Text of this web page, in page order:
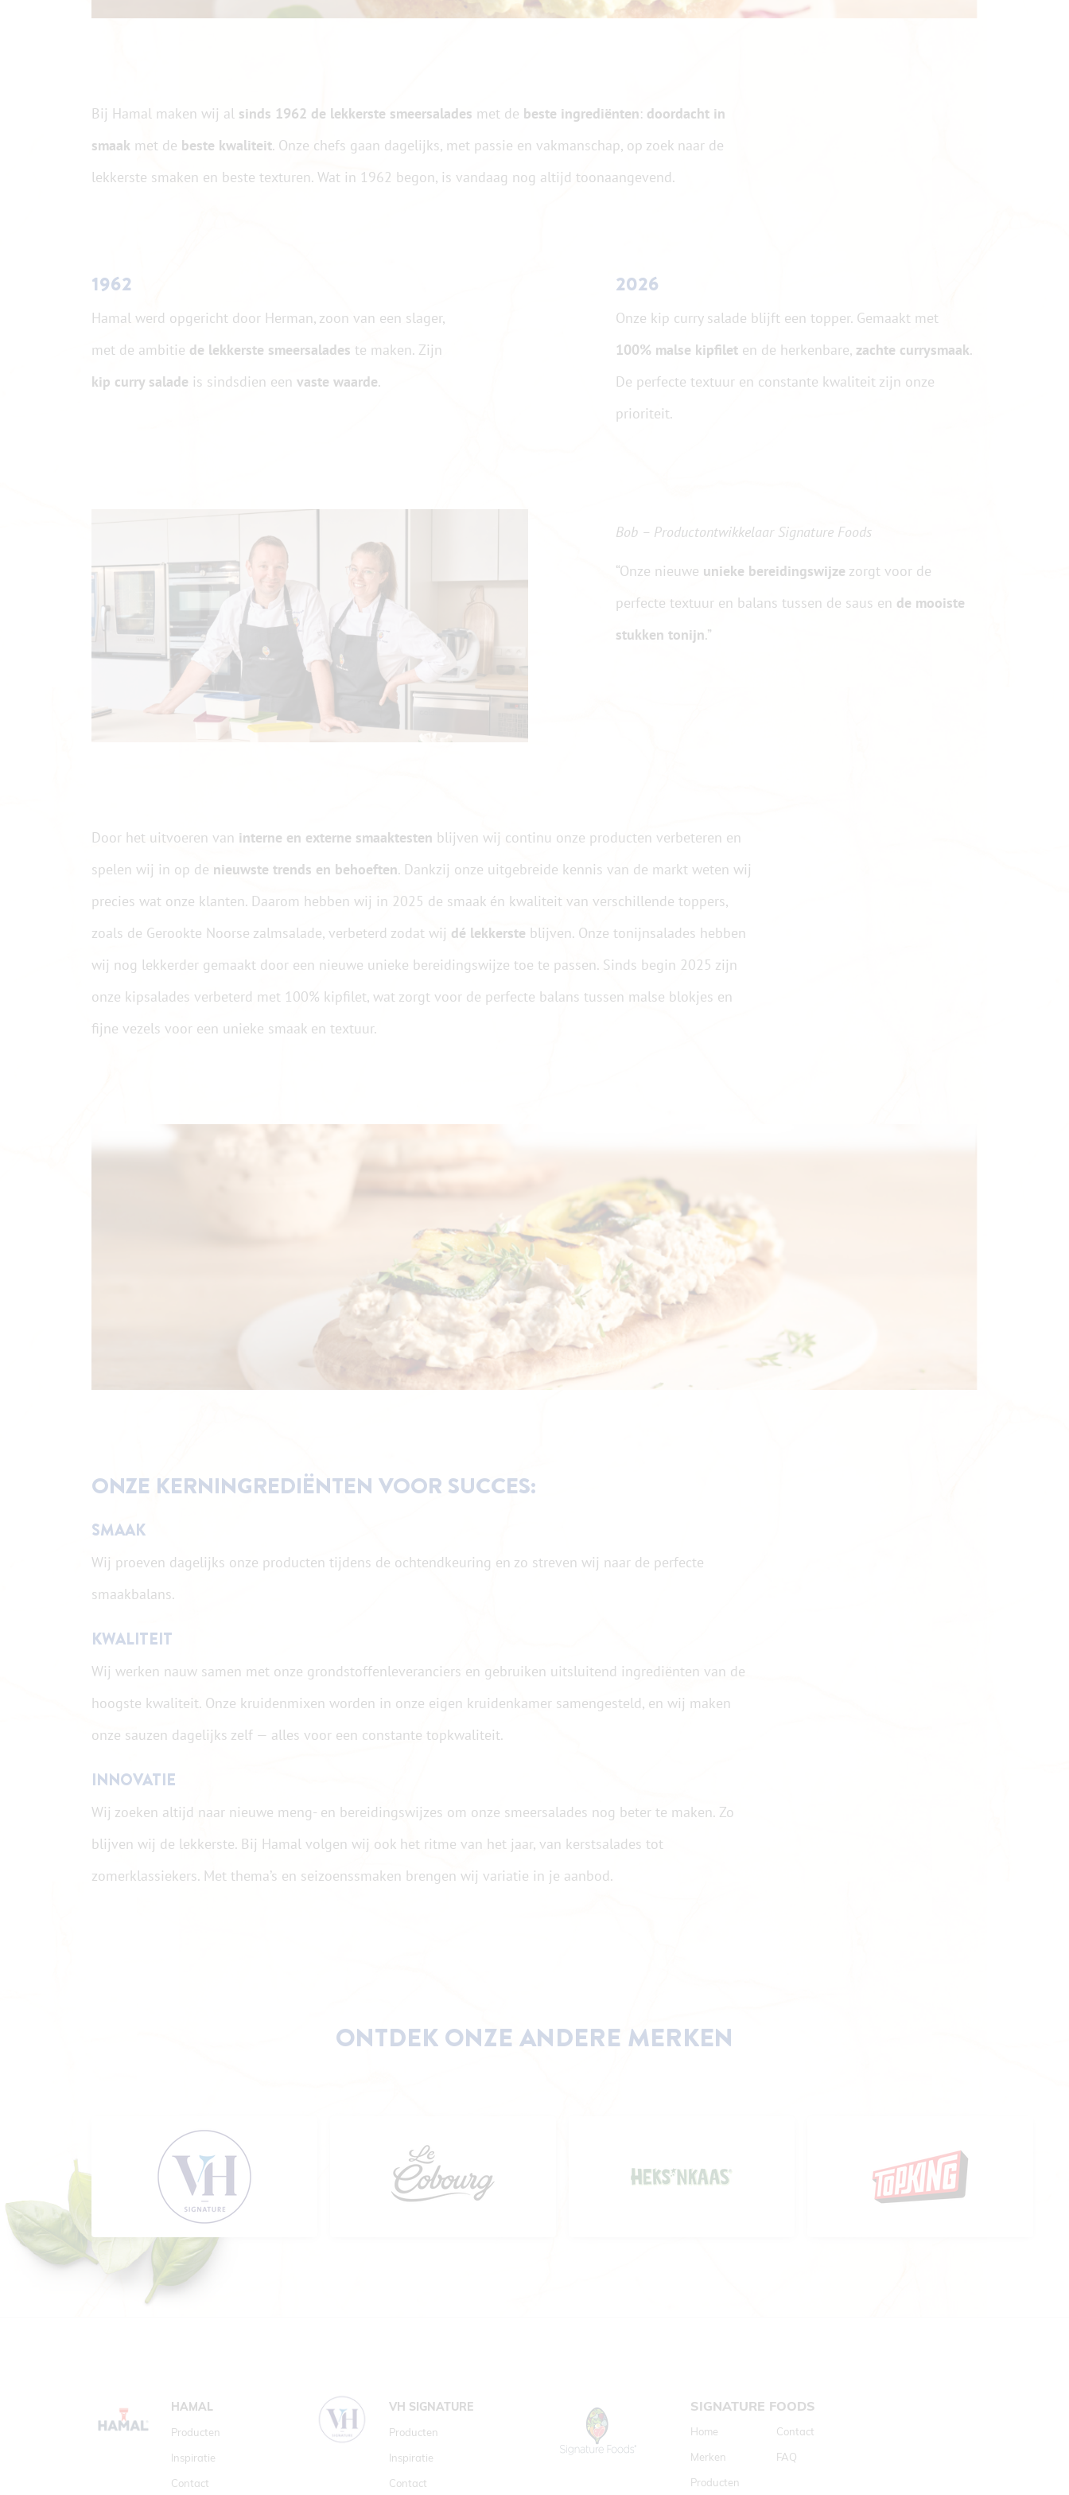
Bij Hamal maken wij al sinds 1962 de lekkerste smeersalades met de beste ingrediënten: doordacht in
smaak met de beste kwaliteit. Onze chefs gaan dagelijks, met passie en vakmanschap, op zoek naar de
lekkerste smaken en beste texturen. Wat in 1962 begon, is vandaag nog altijd toonaangevend.
1962
Hamal werd opgericht door Herman, zoon van een slager,
met de ambitie de lekkerste smeersalades te maken. Zijn
kip curry salade is sindsdien eenvaste waarde.
2026
Onze kip curry salade blijft een topper. Gemaakt met
100% malse kipfilet en de herkenbare, zachte currysmaak.
De perfecte textuur en constante kwaliteit zijn onze
prioriteit.
Bob – Productontwikkelaar Signature Foods
“Onze nieuwe unieke bereidingswijze zorgt voor de
perfecte textuur en balans tussen de saus en de mooiste
stukken tonijn.”
Door het uitvoeren van interne en externe smaaktesten blijven wij continu onze producten verbeteren en
spelen wij in op de nieuwste trends en behoeften. Dankzij onze uitgebreide kennis van de markt weten wij
precies wat onze klanten. Daarom hebben wij in 2025 de smaak én kwaliteit van verschillende toppers,
zoals de Gerookte Noorse zalmsalade, verbeterd zodat wij dé lekkerste blijven. Onze tonijnsalades hebben
wij nog lekkerder gemaakt door een nieuwe unieke bereidingswijze toe te passen. Sinds begin 2025 zijn
onze kipsalades verbeterd met 100% kipfilet, wat zorgt voor de perfecte balans tussen malse blokjes en
fijne vezels voor een unieke smaak en textuur.
ONZE KERNINGREDIËNTEN VOOR SUCCES:
SMAAK
Wij proeven dagelijks onze producten tijdens de ochtendkeuring en zo streven wij naar de perfecte
smaakbalans.
KWALITEIT
Wij werken nauw samen met onze grondstoffenleveranciers en gebruiken uitsluitend ingrediënten van de
hoogste kwaliteit. Onze kruidenmixen worden in onze eigen kruidenkamer samengesteld, en wij maken
onze sauzen dagelijks zelf — alles voor een constante topkwaliteit.
INNOVATIE
Wij zoeken altijd naar nieuwe meng- en bereidingswijzes om onze smeersalades nog beter te maken. Zo
blijven wij de lekkerste. Bij Hamal volgen wij ook het ritme van het jaar, van kerstsalades tot
zomerklassiekers. Met thema’s en seizoenssmaken brengen wij variatie in je aanbod.
ONTDEK ONZE ANDERE MERKEN
HAMAL
Producten
Inspiratie
Contact
VH SIGNATURE
Producten
Inspiratie
Contact
SIGNATURE FOODS
Home
Merken
Producten
TWEEDE NAVIGATIE
Contact
FAQ